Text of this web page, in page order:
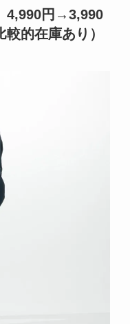
4,990円→3,990
的在庫あり）